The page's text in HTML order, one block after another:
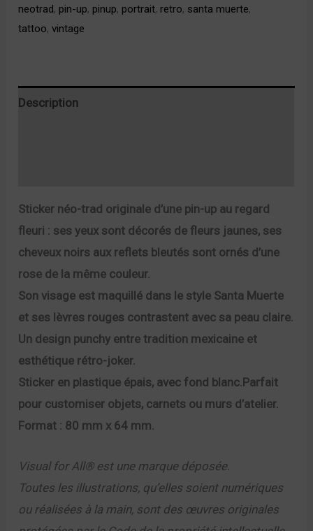
neotrad, pin-up, pinup, portrait, retro, santa muerte,
tattoo,vintage
Description
Sticker néo-trad originale d’une pin-up au regard
fleuri : ses yeux sont décorés de fleurs jaunes, ses
cheveux noirs aux reflets bleutés sont ornés d’une
rose de la même couleur.
Son visage est maquillé dans le style Santa Muerte
et ses lèvres rouges contrastent avec sa peau claire.
Un design punchy entre tradition mexicaine et
esthétique rétro-joker.
Sticker en plastique épais, avec fond blanc.Parfait
pour customiser objets, carnets ou murs d’atelier.
Format : 80 mm x 64 mm.
Visual for All® est une marque déposée.
Toutes les illustrations, qu’elles soient numériques
ou réalisées à la main, sont des œuvres originales